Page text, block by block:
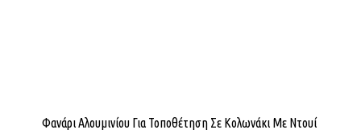
Φανάρι Αλουμινίου Για Τοποθέτηση Σε Κολωνάκι Με Ντουί